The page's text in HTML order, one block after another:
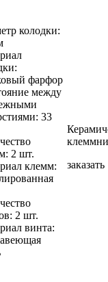
колодки:
фарфор
между
33
2 шт.
клемм:
2 шт.
винта:
заказать